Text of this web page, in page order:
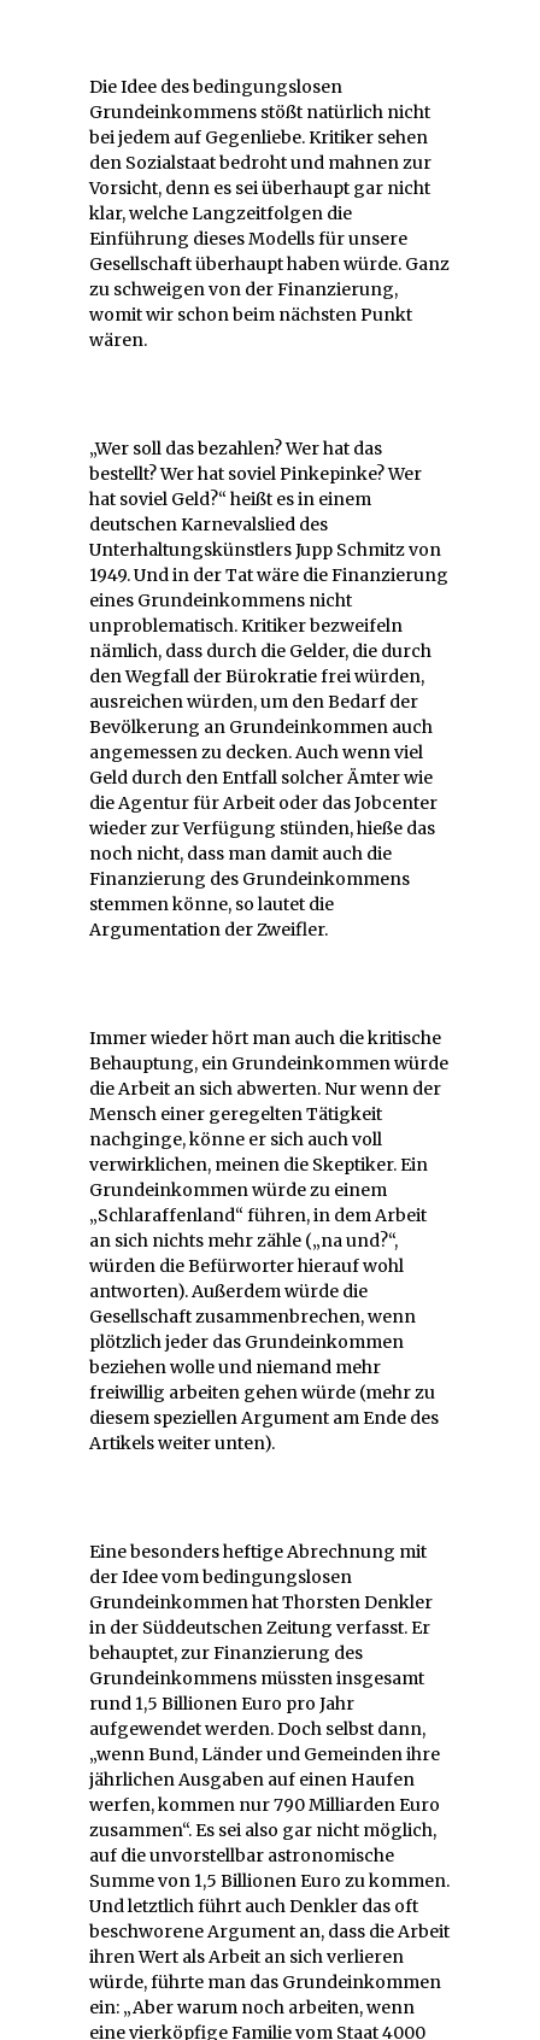
Die Idee des bedingungslosen
Grundeinkommens stößt natürlich nicht
bei jedem auf Gegenliebe. Kritiker sehen
den Sozialstaat bedroht und mahnen zur
Vorsicht, denn es sei überhaupt gar nicht
klar, welche Langzeitfolgen die
Einführung dieses Modells für unsere
Gesellschaft überhaupt haben würde. Ganz
zu schweigen von der Finanzierung,
womit wir schon beim nächsten Punkt
wären.
„Wer soll das bezahlen? Wer hat das
bestellt? Wer hat soviel Pinkepinke? Wer
hat soviel Geld?“ heißt es in einem
deutschen Karnevalslied des
Unterhaltungskünstlers Jupp Schmitz von
1949. Und in der Tat wäre die Finanzierung
eines Grundeinkommens nicht
unproblematisch. Kritiker bezweifeln
nämlich, dass durch die Gelder, die durch
den Wegfall der Bürokratie frei würden,
ausreichen würden, um den Bedarf der
Bevölkerung an Grundeinkommen auch
angemessen zu decken. Auch wenn viel
Geld durch den Entfall solcher Ämter wie
die Agentur für Arbeit oder das Jobcenter
wieder zur Verfügung stünden, hieße das
noch nicht, dass man damit auch die
Finanzierung des Grundeinkommens
stemmen könne, so lautet die
Argumentation der Zweifler.
Immer wieder hört man auch die kritische
Behauptung, ein Grundeinkommen würde
die Arbeit an sich abwerten. Nur wenn der
Mensch einer geregelten Tätigkeit
nachginge, könne er sich auch voll
verwirklichen, meinen die Skeptiker. Ein
Grundeinkommen würde zu einem
„Schlaraffenland“ führen, in dem Arbeit
an sich nichts mehr zähle („na und?“,
würden die Befürworter hierauf wohl
antworten). Außerdem würde die
Gesellschaft zusammenbrechen, wenn
plötzlich jeder das Grundeinkommen
beziehen wolle und niemand mehr
freiwillig arbeiten gehen würde (mehr zu
diesem speziellen Argument am Ende des
Artikels weiter unten).
Eine besonders heftige Abrechnung mit
der Idee vom bedingungslosen
Grundeinkommen hat Thorsten Denkler
in der Süddeutschen Zeitung verfasst. Er
behauptet, zur Finanzierung des
Grundeinkommens müssten insgesamt
rund 1,5 Billionen Euro pro Jahr
aufgewendet werden. Doch selbst dann,
„wenn Bund, Länder und Gemeinden ihre
jährlichen Ausgaben auf einen Haufen
werfen, kommen nur 790 Milliarden Euro
zusammen“. Es sei also gar nicht möglich,
auf die unvorstellbar astronomische
Summe von 1,5 Billionen Euro zu kommen.
Und letztlich führt auch Denkler das oft
beschworene Argument an, dass die Arbeit
ihren Wert als Arbeit an sich verlieren
würde, führte man das Grundeinkommen
ein: „Aber warum noch arbeiten, wenn
eine vierköpfige Familie vom Staat 4000